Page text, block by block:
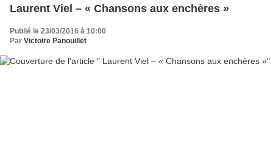
Laurent Viel – « Chansons aux enchères »
Publié le 23/03/2016 à 10:00
Par Victoire Panouillet